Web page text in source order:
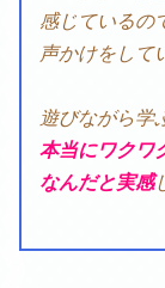
感じているの
声かけをして
遊びながら学
本当にワクワ
なんだと実感